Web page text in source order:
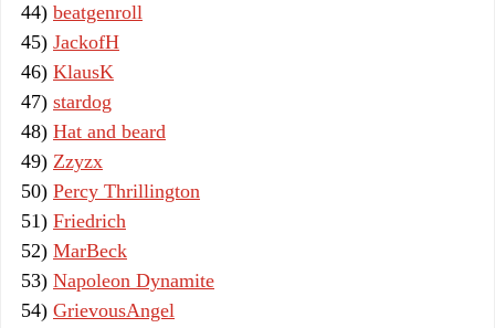
44) beatgenroll
45) JackofH
46) KlausK
47) stardog
48) Hat and beard
49) Zzyzx
50) Percy Thrillington
51) Friedrich
52) MarBeck
53) Napoleon Dynamite
54) GrievousAngel